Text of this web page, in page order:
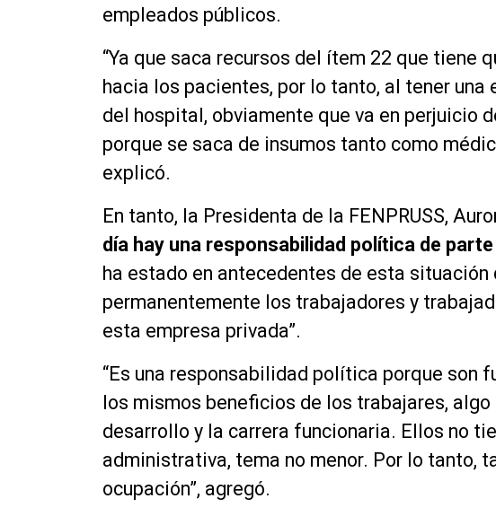
empleados públicos.
“Ya que saca recursos del ítem 22 que tiene
hacia los pacientes, por lo tanto, al tener
del hospital, obviamente que va en perjuicio
porque se saca de insumos tanto como
explicó.
En tanto, la Presidenta de la FENPRUSS,
día hay una responsabilidad política de
ha estado en antecedentes de esta situación
permanentemente los trabajadores y
esta empresa privada”.
“Es una responsabilidad política porque son
los mismos beneficios de los trabajares,
desarrollo y la carrera funcionaria. Ellos no
administrativa, tema no menor. Por lo tanto,
ocupación”, agregó.